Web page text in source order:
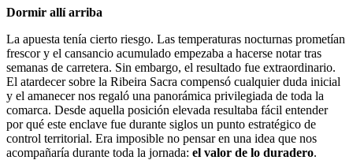
Dormir allí arriba
La apuesta tenía cierto riesgo. Las temperaturas nocturnas prometían
frescor y el cansancio acumulado empezaba a hacerse notar tras
semanas de carretera. Sin embargo, el resultado fue extraordinario.
El atardecer sobre la Ribeira Sacra compensó cualquier duda inicial
y el amanecer nos regaló una panorámica privilegiada de toda la
comarca. Desde aquella posición elevada resultaba fácil entender
por qué este enclave fue durante siglos un punto estratégico de
control territorial. Era imposible no pensar en una idea que nos
acompañaría durante toda la jornada: el valor de lo duradero.